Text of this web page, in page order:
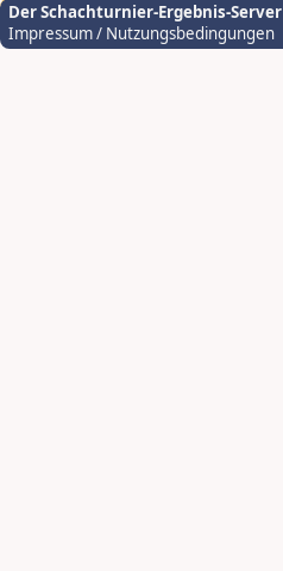
Der Schachturnier-Ergebnis-Server
Impressum / Nutzungsbedingungen